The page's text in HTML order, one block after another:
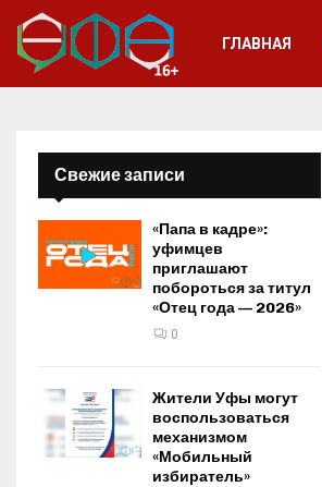
ГЛАВНАЯ
Свежие записи
«Папа в кадре»:
уфимцев
приглашают
побороться за титул
«Отец года — 2026»
0
Жители Уфы могут
воспользоваться
механизмом
«Мобильный
избиратель»